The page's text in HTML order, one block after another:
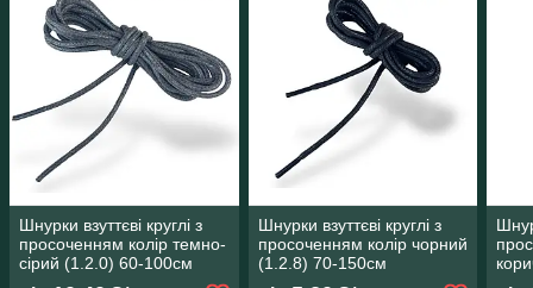
Шнурки взуттєві круглі з
просоченням колір темно-
сірий (1.2.0) 60-100см
Шнурки взуттєві круглі з
просоченням колір чорний
(1.2.8) 70-150см